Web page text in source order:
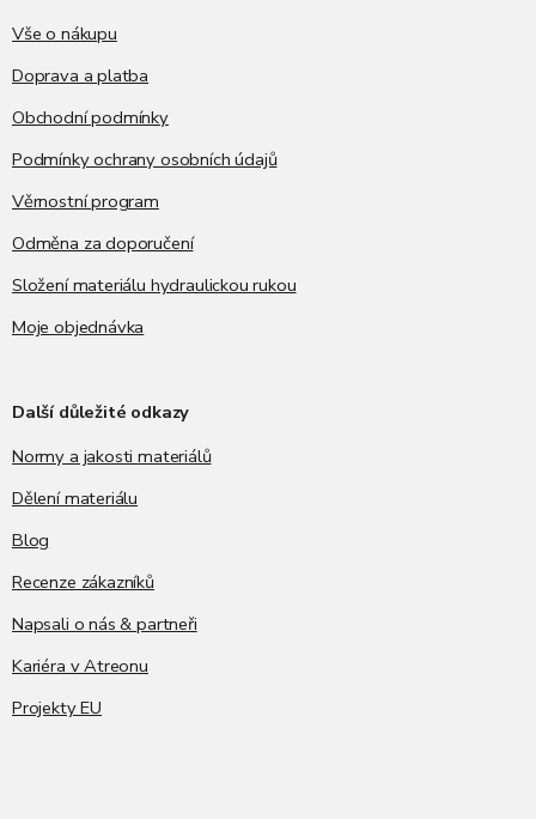
Vše o nákupu
Doprava a platba
Obchodní podmínky
Podmínky ochrany osobních údajů
Věrnostní program
Odměna za doporučení
Složení materiálu hydraulickou rukou
Moje objednávka
Další důležité odkazy
Normy a jakosti materiálů
Dělení materiálu
Blog
Recenze zákazníků
Napsali o nás & partneři
Kariéra v Atreonu
Projekty EU